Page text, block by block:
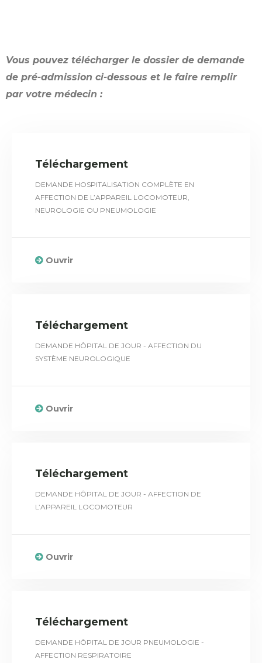
Vous pouvez télécharger le dossier de demande
de pré-admission ci-dessous et le faire remplir
par votre médecin :
Téléchargement
DEMANDE HOSPITALISATION COMPLÈTE EN
AFFECTION DE L’APPAREIL LOCOMOTEUR,
NEUROLOGIE OU PNEUMOLOGIE
Ouvrir
Téléchargement
DEMANDE HÔPITAL DE JOUR - AFFECTION DU
SYSTÈME NEUROLOGIQUE
Ouvrir
Téléchargement
DEMANDE HÔPITAL DE JOUR - AFFECTION DE
L’APPAREIL LOCOMOTEUR
Ouvrir
Téléchargement
DEMANDE HÔPITAL DE JOUR PNEUMOLOGIE -
AFFECTION RESPIRATOIRE